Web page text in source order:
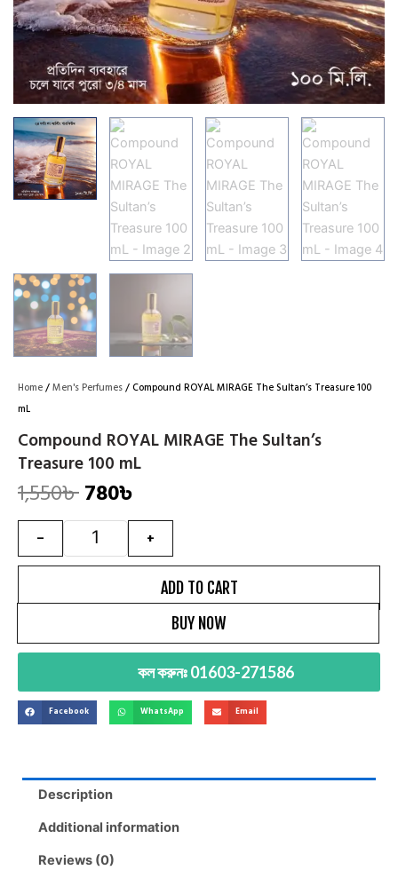
Home/Men's Perfumes/ Compound ROYAL MIRAGE The Sultan’s Treasure 100
mL
Compound ROYAL MIRAGE The Sultan’s
Treasure 100 mL
1,550৳
Original
price
was:
1,550৳ .
780৳
Current
price
is:
780৳ .
Quantity
- +
ADD TO CART
BUY NOW
কল করুনঃ 01603-271586
Facebook WhatsApp Email
Description
Additional information
Reviews (0)